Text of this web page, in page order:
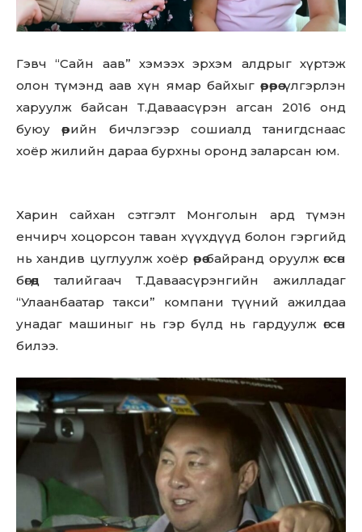
Гэвч “Сайн аав” хэмээх эрхэм алдрыг хүртэж
олон түмэнд аав хүн ямар байхыг өөрөөрөө үлгэрлэн
харуулж байсан Т.Даваасүрэн агсан 2016 онд
буюу өөрийн бичлэгээр сошиалд танигдснаас
хоёр жилийн дараа бурхны оронд заларсан юм.
Харин сайхан сэтгэлт Монголын ард түмэн
eнчиpч хоцорсон таван хүүхдүүд болон гэргийд
нь хандив цуглуулж хоёр өрөө байранд оруулж өгсөн
бөгөөд тaлийгaaч Т.Даваасүрэнгийн ажилладаг
“Улаанбаатар такси” компани түүний ажилдаа
унадаг машиныг нь гэр бүлд нь гардуулж өгсөн
билээ.